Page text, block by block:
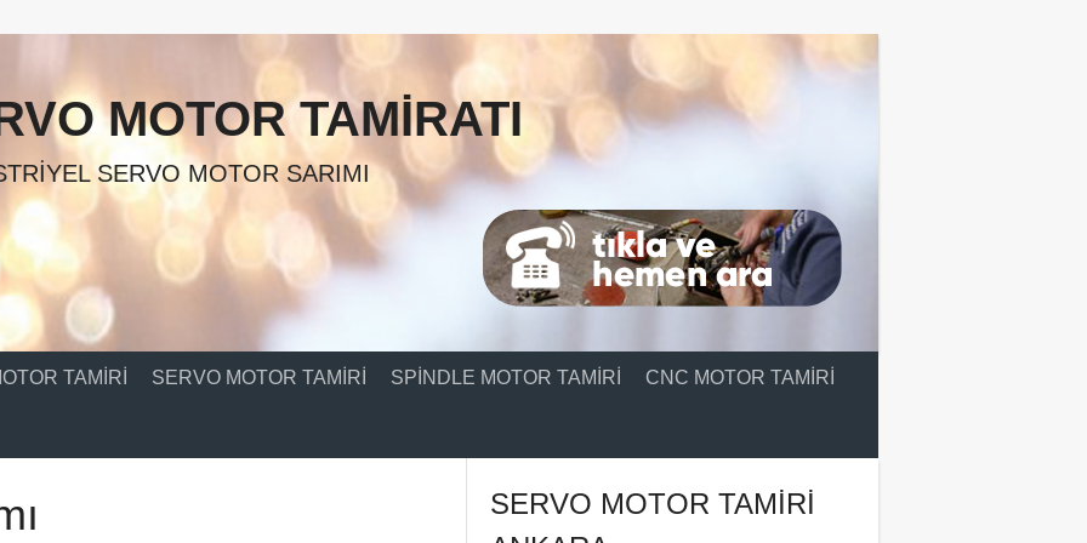
MOTOR TAMIRATI
SERVO MOTOR SARIMI
TAMIRI SERVO MOTOR TAMIRI SPINDLE MOTOR TAMIRI CNC MOTOR TAMIRI
SERVO MOTOR TAMIRI